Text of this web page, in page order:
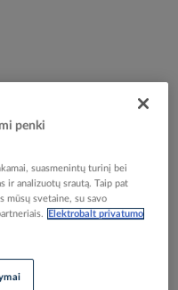
WT-00C/GG
penki
suasmenintų turinį bei
ir analizuotų srautą. Taip pat
mūsų svetaine, su savo
Elektrobalt privatumo